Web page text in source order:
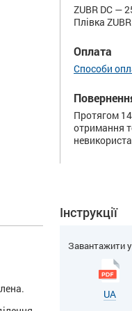
ZUBR DC —
Плівка
Оплата
Способи
Протягом 14
отримання
Інструкції
Завантажити
UA